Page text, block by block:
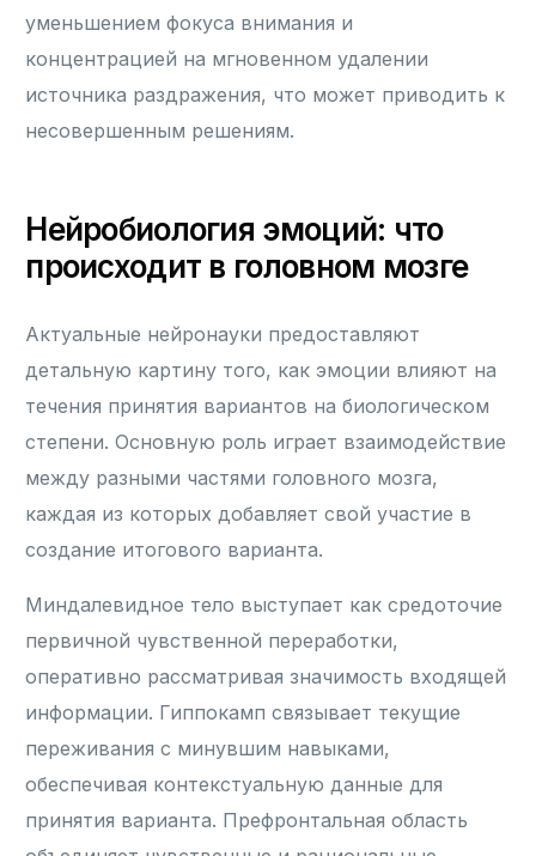
уменьшением фокуса внимания и
концентрацией на мгновенном удалении
источника раздражения, что может приводить к
несовершенным решениям.
Нейробиология эмоций: что
происходит в головном мозге
Актуальные нейронауки предоставляют
детальную картину того, как эмоции влияют на
течения принятия вариантов на биологическом
степени. Основную роль играет взаимодействие
между разными частями головного мозга,
каждая из которых добавляет свой участие в
создание итогового варианта.
Миндалевидное тело выступает как средоточие
первичной чувственной переработки,
оперативно рассматривая значимость входящей
информации. Гиппокамп связывает текущие
переживания с минувшим навыками,
обеспечивая контекстуальную данные для
принятия варианта. Префронтальная область